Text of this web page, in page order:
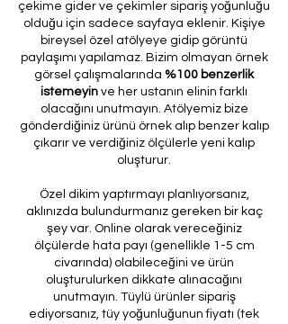
çekime gider ve çekimler sipariş yoğunluğu
olduğu için sadece sayfaya eklenir. Kişiye
bireysel özel atölyeye gidip görüntü
paylaşımı yapılamaz. Bizim olmayan örnek
görsel çalışmalarında %100 benzerlik
istemeyin ve her ustanın elinin farklı
olacağını unutmayın. Atölyemiz bize
gönderdiğiniz ürünü örnek alıp benzer kalıp
çıkarır ve verdiğiniz ölçülerle yeni kalıp
oluşturur.
Özel dikim yaptırmayı planlıyorsanız,
aklınızda bulundurmanız gereken bir kaç
şey var. Online olarak vereceğiniz
ölçülerde hata payı (genellikle 1-5 cm
civarında) olabileceğini ve ürün
oluşturulurken dikkate alınacağını
unutmayın. Tüylü ürünler sipariş
ediyorsanız, tüy yoğunluğunun fiyatı (tek